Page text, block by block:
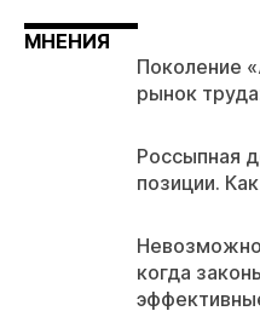
МНЕНИЯ
Поколение
рынок
Россыпная
позиции.
когда